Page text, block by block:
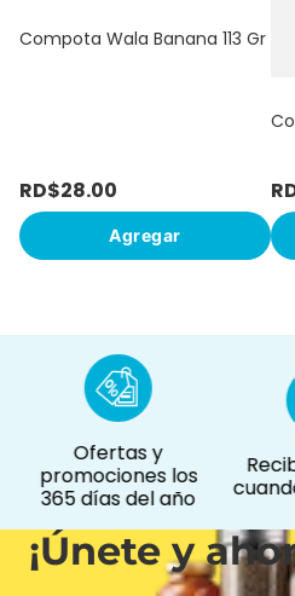
Compota Wala Banana 113 Gr
RD$28.00
Agregar
Ofertas y
promociones los
365 días del año
¡Únete y